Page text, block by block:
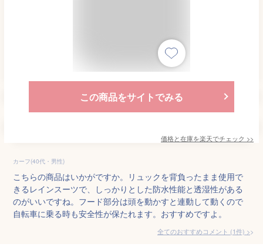
この商品をサイトでみる
価格と在庫を楽天でチェック >>
カーフ(40代・男性)
こちらの商品はいかがですか。リュックを背負ったまま使用で
きるレインスーツで、しっかりとした防水性能と透湿性がある
のがいいですね。フード部分は頭を動かすと連動して動くので
自転車に乗る時も安全性が保たれます。おすすめですよ。
全てのおすすめコメント (1件) >